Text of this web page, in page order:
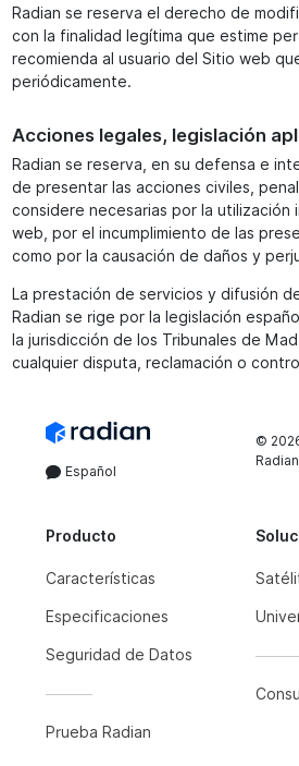
Radian se reserva el derecho de
con la finalidad legítima que estime
recomienda al usuario del Sitio web
periódicamente.
Acciones legales, legislación
Radian se reserva, en su defensa e
de presentar las acciones civiles,
considere necesarias por la utilización
web, por el incumplimiento de las
como por la causación de daños y
La prestación de servicios y difusión
Radian se rige por la legislación
la jurisdicción de los Tribunales de
cualquier disputa, reclamación o
Español
©
Radian
Producto
Características
Especificaciones
Seguridad de Datos
Prueba Radian